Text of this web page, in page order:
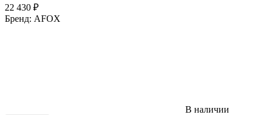
22 430 ₽
Бренд: AFOX
В наличии